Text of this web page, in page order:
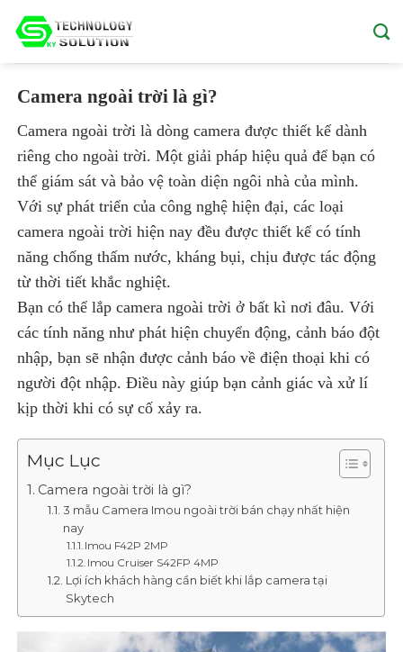
Camera ngoài trời là gì?
Camera ngoài trời là dòng camera được thiết kế dành
riêng cho ngoài trời. Một giải pháp hiệu quả để bạn có
thể giám sát và bảo vệ toàn diện ngôi nhà của mình.
Với sự phát triển của công nghệ hiện đại, các loại
camera ngoài trời hiện nay đều được thiết kế có tính
năng chống thấm nước, kháng bụi, chịu được tác động
từ thời tiết khắc nghiệt.
Bạn có thể lắp camera ngoài trời ở bất kì nơi đâu. Với
các tính năng như phát hiện chuyển động, cảnh báo đột
nhập, bạn sẽ nhận được cảnh báo về điện thoại khi có
người đột nhập. Điều này giúp bạn cảnh giác và xử lí
kịp thời khi có sự cố xảy ra.
Mục Lục
Camera ngoài trời là gì?
3 mẫu Camera Imou ngoài trời bán chạy nhất hiện
nay
Imou F42P 2MP
Imou Cruiser S42FP 4MP
Lợi ích khách hàng cần biết khi lắp camera tại
Skytech